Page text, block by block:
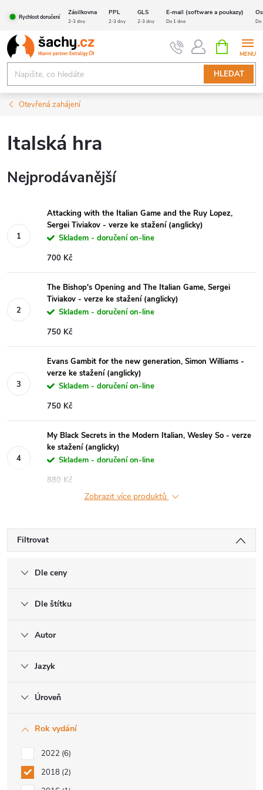
obsah
Rychlost doručení
Zásilkovna PPL GLS E-mail (software a poukazy)
2-3 dny 2-3 dny 2-3 dny Do 1 dne Do
HLEDAT
NÁKUPNÍ
KOŠÍK
Otevřená zahájení
Italská hra
Nejprodávanější
Attacking with the Italian Game and the Ruy Lopez,
Sergei Tiviakov - verze ke stažení (anglicky)
Skladem - doručení on-line
700 Kč
The Bishop's Opening and The Italian Game, Sergei
Tiviakov - verze ke stažení (anglicky)
Skladem - doručení on-line
750 Kč
Evans Gambit for the new generation, Simon Williams -
verze ke stažení (anglicky)
Skladem - doručení on-line
750 Kč
My Black Secrets in the Modern Italian, Wesley So - verze
ke stažení (anglicky)
Skladem - doručení on-line
880 Kč
Zobrazit více produktů
Filtrovat
Dle ceny
Dle štítku
Autor
Jazyk
Úroveň
Rok vydání
2022 6
2018 2